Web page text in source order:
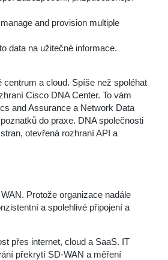
and provision multiple
data na užitečné informace.
a cloud. Spíše než spoléhat
Cisco DNA Center. To vám
and Assurance a Network Data
do praxe. DNA společnosti
otevřená rozhraní API a
Protože organizace nadále
a spolehlivé připojení a
přes internet, cloud a SaaS. IT
překrytí SD-WAN a měření